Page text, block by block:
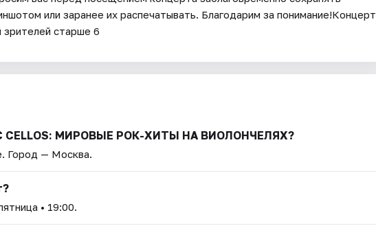
или заранее их распечатывать. Благодарим за понимание!Концерт
зрителей старше 6
CELLOS: МИРОВЫЕ РОК-ХИТЫ НА ВИОЛОНЧЕЛЯХ?
. Город — Москва.
• 19:00.